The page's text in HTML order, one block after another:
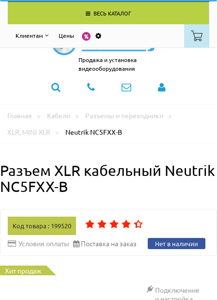
ВЕСЬ КАТАЛОГ
Клиентам Цены
Продажа и установка
видеооборудования
Главная Кабели
Разъемы и переходники
XLR, MINI XLR
Neutrik NC5FXX-B
Разъем XLR кабельный Neutrik
NC5FXX-B
Код товара : 199520
Условия оплаты Поставка на заказ Нет в наличии
Хит продаж
Подключение